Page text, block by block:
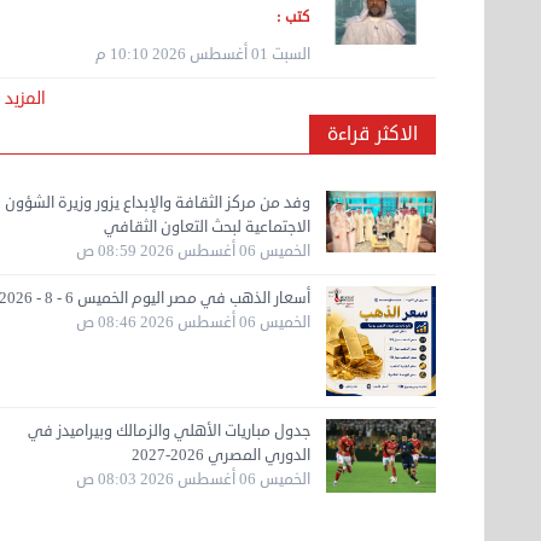
اتفاق مرتقب لفتح مضيق هرمز..
الأربعاء 05
تحقيق أمريكي بعد حادثة سلامة
الأربعاء 05 أغسطس 2026 07:54
نقل عفش الكويت 50636444 فك وتركيب ايكيا ...
هاف لوري لتوصيل ونقل العفش 65818808
نقل عفش مؤسسة تربات 65007374 داخل الكويت
فك ...
نقل عفش 90061233 فك نقل تركيب في جميع
مناطق ...
الأربعاء 13 سبتمبر 2023 11:46 ص
كتب :
السبت 01 أغسطس 2026 10:10 م
المزيد
الاكثر قراءة
وفد من مركز الثقافة والإبداع يزور وزيرة الشؤون
الاجتماعية لبحث التعاون الثقافي
الخميس 06 أغسطس 2026 08:59 ص
أسعار الذهب في مصر اليوم الخميس 6 - 8 - 2026
الخميس 06 أغسطس 2026 08:46 ص
جدول مباريات الأهلي والزمالك وبيراميدز في
الدوري المصري 2026-2027
الخميس 06 أغسطس 2026 08:03 ص